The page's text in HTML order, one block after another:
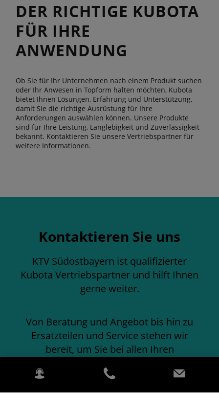
DER RICHTIGE KUBOTA
FÜR IHRE
ANWENDUNG
Ob Sie für Ihr Unternehmen nach einem Produkt suchen
oder Ihr Anwesen in Topform halten möchten, Kubota
bietet Ihnen Lösungen, Erfahrung und Unterstützung,
damit Sie die richtige Ausrüstung für Ihre
Anforderungen auswählen können. Unsere Produkte
sind für Ihre Leistung, Langlebigkeit und Zuverlässigkeit
bekannt. Kontaktieren Sie unsere Vertriebspartner für
weitere Informationen.
Kontaktieren Sie uns
KTV Südostbayern ist qualifizierter
Kubota Vertriebspartner und hilft Ihnen
gerne weiter.
Von Beratung und Angebot bis hin zu
Ersatzteilen und Service stehen wir
bereit, um Sie bei allen Ihren
von Kubota zu unterstützen.